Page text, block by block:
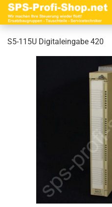
S5-115U Digitaleingabe 420